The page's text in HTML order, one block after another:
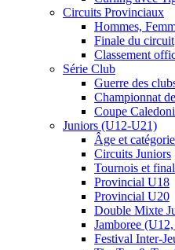
Circuits Provinciaux
Hommes,
Finale du circuit
Classement
Série Club
Guerre des
Championnat
Coupe
Juniors (U12-U21)
Âge et
Circuits Juniors
Tournois et
Provincial U18
Provincial U20
Double Mixte
Jamboree
Festival Inter-